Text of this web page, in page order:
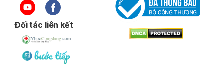
Đối tác liên kết